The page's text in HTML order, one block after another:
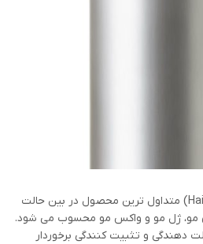
اسپری مو یا تافت (Hair Spray) متداول ترین محصول در بین حالت
مو، ژل مو و واکس مو محسوب می شود.
دهندگی و تثبیت کنندگی برخوردار